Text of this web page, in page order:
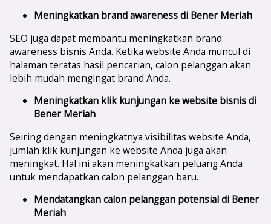
Meningkatkan brand awareness di Bener Meriah
SEO juga dapat membantu meningkatkan brand
awareness bisnis Anda. Ketika website Anda muncul di
halaman teratas hasil pencarian, calon pelanggan akan
lebih mudah mengingat brand Anda.
Meningkatkan klik kunjungan ke website bisnis di
Bener Meriah
Seiring dengan meningkatnya visibilitas website Anda,
jumlah klik kunjungan ke website Anda juga akan
meningkat. Hal ini akan meningkatkan peluang Anda
untuk mendapatkan calon pelanggan baru.
Mendatangkan calon pelanggan potensial di Bener
Meriah